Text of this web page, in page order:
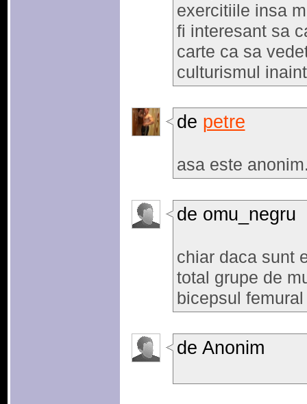
exercitiile insa
fi interesant sa
carte ca sa
culturismul
de petre
asa este
de omu_negru
chiar daca sunt
total grupe de
bicepsul femural
de Anonim